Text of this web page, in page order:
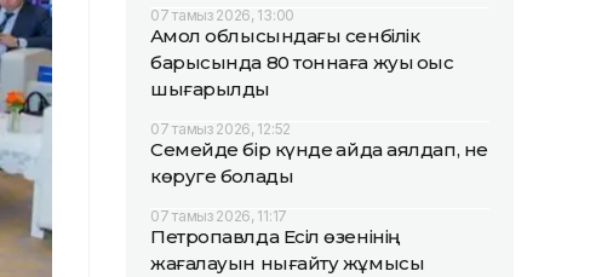
07 тамыз 2026, 13:00
Ақмол облысындағы сенбілік
барысында 80 тоннаға жуық қоқыс
шығарылды
07 тамыз 2026, 12:52
Семейде бір күнде қайда аялдап, не
көруге болады
07 тамыз 2026, 11:17
Петропавлда Есіл өзенінің
жағалауын нығайту жұмысы